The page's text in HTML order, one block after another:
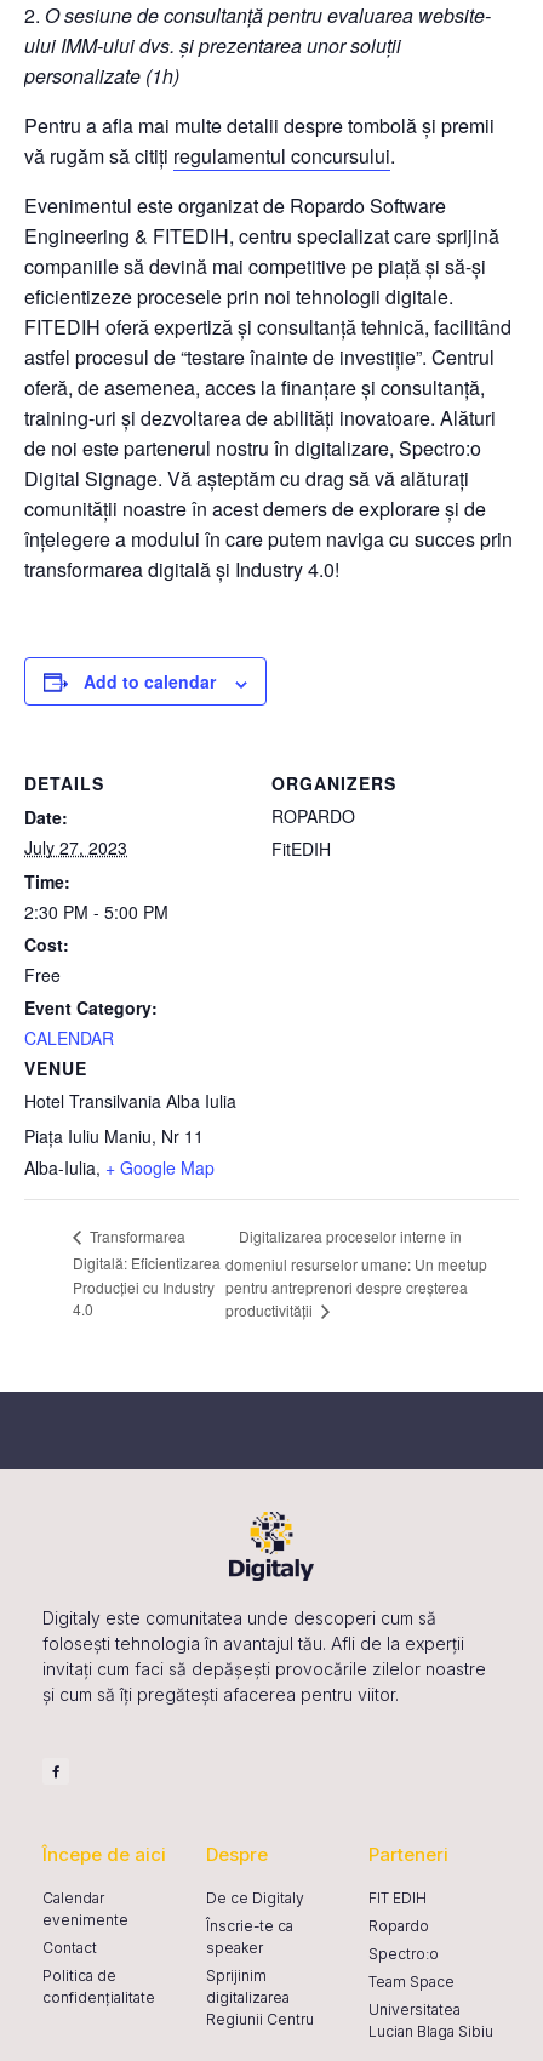
O sesiune de consultanță pentru evaluarea website-
ului IMM-ului dvs. și prezentarea unor soluții
personalizate (1h)
Pentru a afla mai multe detalii despre tombolă și premii
vă rugăm să citiți regulamentul concursului.
Evenimentul este organizat de Ropardo Software
Engineering & FITEDIH, centru specializat care sprijină
companiile să devină mai competitive pe piață și să-și
eficientizeze procesele prin noi tehnologii digitale.
FITEDIH oferă expertiză și consultanță tehnică, facilitând
astfel procesul de “testare înainte de investiție”. Centrul
oferă, de asemenea, acces la finanțare și consultanță,
training-uri și dezvoltarea de abilități inovatoare. Alături
de noi este partenerul nostru în digitalizare, Spectro:o
Digital Signage. Vă așteptăm cu drag să vă alăturați
comunității noastre în acest demers de explorare și de
înțelegere a modului în care putem naviga cu succes prin
transformarea digitală și Industry 4.0!
Add to calendar
DETAILS
Date:
July 27, 2023
Time:
2:30 PM - 5:00 PM
Cost:
Free
Event Category:
CALENDAR
VENUE
Hotel Transilvania Alba Iulia
Piața Iuliu Maniu, Nr 11
Alba-Iulia, + Google Map
ORGANIZERS
ROPARDO
FitEDIH
Transformarea
Digitală: Eficientizarea
Producției cu Industry
4.0
Digitalizarea proceselor interne în
domeniul resurselor umane: Un meetup
pentru antreprenori despre creșterea
productivității
Digitaly este comunitatea unde descoperi cum să
folosești tehnologia în avantajul tău. Afli de la experții
invitați cum faci să depășești provocările zilelor noastre
și cum să îți pregătești afacerea pentru viitor.
Începe de aici
Calendar
evenimente
Contact
Politica de
confidențialitate
Despre
De ce Digitaly
Înscrie-te ca
speaker
Sprijinim
digitalizarea
Regiunii Centru
Parteneri
FIT EDIH
Ropardo
Spectro:o
Team Space
Universitatea
Lucian Blaga Sibiu